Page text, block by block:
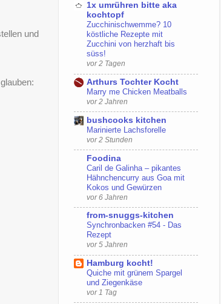
und
1x umrühren bitte aka
kochtopf
Zucchinischwemme? 10
köstliche Rezepte mit
Zucchini von herzhaft bis
süss!
vor 2 Tagen
Arthurs Tochter Kocht
Marry me Chicken Meatballs
vor 2 Jahren
bushcooks kitchen
Marinierte Lachsforelle
vor 2 Stunden
Foodina
Caril de Galinha – pikantes
Hähnchencurry aus Goa mit
Kokos und Gewürzen
vor 6 Jahren
from-snuggs-kitchen
Synchronbacken #54 - Das
Rezept
vor 5 Jahren
Hamburg kocht!
Quiche mit grünem Spargel
und Ziegenkäse
vor 1 Tag